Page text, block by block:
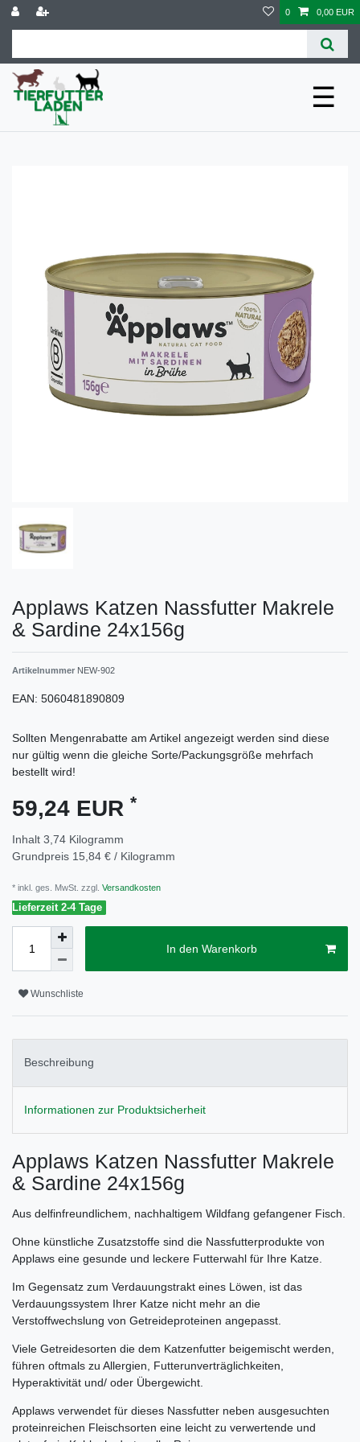
0 0,00 EUR
☰
Applaws Katzen Nassfutter Makrele
& Sardine 24x156g
Artikelnummer NEW-902
EAN: 5060481890809
Sollten Mengenrabatte am Artikel angezeigt werden sind diese
nur gültig wenn die gleiche Sorte/Packungsgröße mehrfach
bestellt wird!
59,24 EUR *
Inhalt 3,74 Kilogramm
Grundpreis 15,84 € / Kilogramm
* inkl. ges. MwSt. zzgl. Versandkosten
Lieferzeit 2-4 Tage
In den Warenkorb
Wunschliste
Beschreibung
Informationen zur Produktsicherheit
Applaws Katzen Nassfutter Makrele
& Sardine 24x156g
Aus delfinfreundlichem, nachhaltigem Wildfang gefangener Fisch.
Ohne künstliche Zusatzstoffe sind die Nassfutterprodukte von
Applaws eine gesunde und leckere Futterwahl für Ihre Katze.
Im Gegensatz zum Verdauungstrakt eines Löwen, ist das
Verdauungssystem Ihrer Katze nicht mehr an die
Verstoffwechslung von Getreideproteinen angepasst.
Viele Getreidesorten die dem Katzenfutter beigemischt werden,
führen oftmals zu Allergien, Futterunverträglichkeiten,
Hyperaktivität und/ oder Übergewicht.
Applaws verwendet für dieses Nassfutter neben ausgesuchten
proteinreichen Fleischsorten eine leicht zu verwertende und